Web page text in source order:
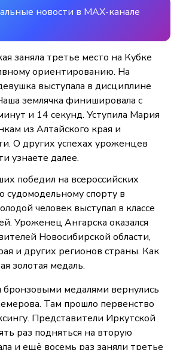
новости в MAX-канале
заняла третье место на Кубке
ориентированию. На
выступала в дисциплине
землячка финишировала с
и 14 секунд. Уступила Мария
из Алтайского края и
О других успехах уроженцев
узнаете далее.
победил на всероссийских
судомодельному спорту в
человек выступал в классе
Уроженец Ангарска оказался
Новосибирской области,
и других регионов страны. Как
золотая медаль.
медалями вернулись
Там прошло первенство
Представители Иркутской
раз подняться на вторую
и ещё восемь раз заняли третье